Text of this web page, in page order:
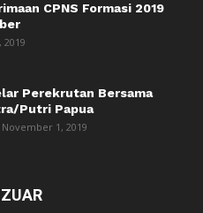
CPNS Formasi 2019
2019
Perekrutan Bersama
Putri Papua
November 1, 2019